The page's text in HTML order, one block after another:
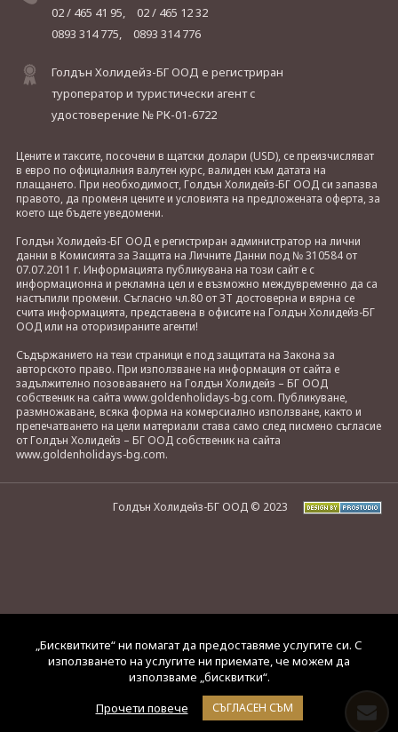
02 / 465 41 95,
02 / 465 12 32
0893 314 775,
0893 314 776
Голдън Холидейз-БГ ООД е регистриран
туроператор и туристически агент с
удостоверение № РК-01-6722
Цените и таксите, посочени в щатски долари (USD), се преизчисляват
в евро по официалния валутен курс, валиден към датата на
плащането. При необходимост, Голдън Холидейз-БГ ООД си запазва
правото, да променя цените и условията на предложената оферта, за
което ще бъдете уведомени.
Голдън Холидейз-БГ ООД е регистриран администратор на лични
данни в Комисията за Защита на Личните Данни под № 310584 от
07.07.2011 г. Информацията публикувана на този сайт е с
информационна и рекламна цел и е възможно междувременно да са
настъпили промени. Съгласно чл.80 от ЗТ достоверна и вярна се
счита информацията, представена в офисите на Голдън Холидейз-БГ
ООД или на оторизираните агенти!
Съдържанието на тези страници е под защитата на Закона за
авторското право. При използване на информация от сайта е
задължително позоваването на Голдън Холидейз – БГ ООД
собственик на сайта www.goldenholidays-bg.com. Публикуване,
размножаване, всяка форма на комерсиално използване, както и
препечатването на цели материали става само след писмено съгласие
от Голдън Холидейз – БГ ООД собственик на сайта
www.goldenholidays-bg.com.
Голдън Холидейз-БГ ООД © 2023
„Бисквитките“ ни помагат да предоставяме услугите си. С
използването на услугите ни приемате, че можем да
използваме „бисквитки“.
Прочети повече
СЪГЛАСЕН СЪМ